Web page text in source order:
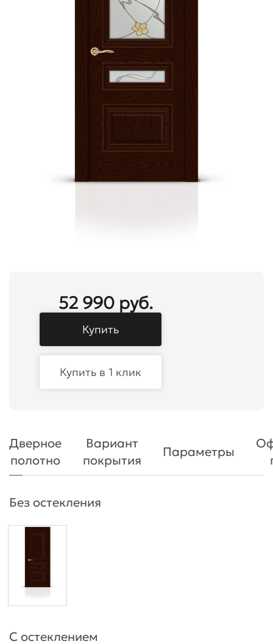
52 990 руб.
Купить
Купить в 1 клик
Дверное
полотно
Вариант
покрытия
Параметры
Без остекления
С остеклением